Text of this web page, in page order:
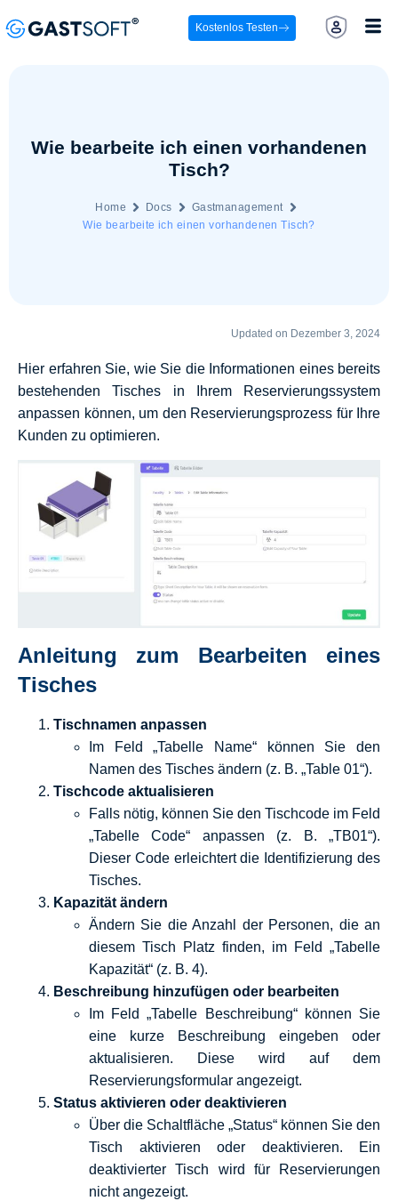
Kostenlos Testen
Wie bearbeite ich einen vorhandenen
Tisch?
Home Docs
Gastmanagement
Wie bearbeite ich einen vorhandenen Tisch?
Updated on Dezember 3, 2024
Hier erfahren Sie, wie Sie die Informationen eines bereits
bestehenden Tisches in Ihrem Reservierungssystem
anpassen können, um den Reservierungsprozess für Ihre
Kunden zu optimieren.
Anleitung zum Bearbeiten eines
Tisches
Tischnamen anpassen
Im Feld „Tabelle Name“ können Sie den
Namen des Tisches ändern (z. B. „Table 01“).
Tischcode aktualisieren
Falls nötig, können Sie den Tischcode im Feld
„Tabelle Code“ anpassen (z. B. „TB01“).
Dieser Code erleichtert die Identifizierung des
Tisches.
Kapazität ändern
Ändern Sie die Anzahl der Personen, die an
diesem Tisch Platz finden, im Feld „Tabelle
Kapazität“ (z. B. 4).
Beschreibung hinzufügen oder bearbeiten
Im Feld „Tabelle Beschreibung“ können Sie
eine kurze Beschreibung eingeben oder
aktualisieren. Diese wird auf dem
Reservierungsformular angezeigt.
Status aktivieren oder deaktivieren
Über die Schaltfläche „Status“ können Sie den
Tisch aktivieren oder deaktivieren. Ein
deaktivierter Tisch wird für Reservierungen
nicht angezeigt.